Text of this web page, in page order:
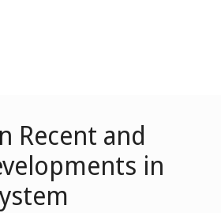
Recent and
in